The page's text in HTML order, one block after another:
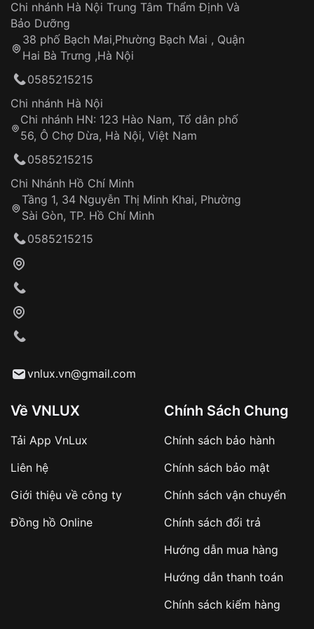
Áp dụng cho tất cả tỉnh thành trên toàn quốc
Thời gian tính từ khi xác nhận đơn hàng thành
công
Hotline: 0585 215 215
Từ khóa SEO:
Khách hàng kiểm tra và thanh toán trực tiếp
Từ khóa SEO:
sản phẩm đặc biệt
hàng
Số tiền còn lại thanh toán khi nhận hàng hoặc
✔️ Đảm bảo xử lý đơn hàng nhanh chóng
✔️ Hạn chế tình trạng hủy đơn không mong
Dây đeo
Sản phẩm đã bị:
Tự ý sửa chữa
thống VNLUX
Đảm bảo quyền lợi khách hàng
Đồng hành cùng khách hàng trong suốt quá
trình sử dụng
Chi nhánh Hà Nội Trung Tâm Thẩm Định Và
Bảo Dưỡng
38 phố Bạch Mai,Phường Bạch Mai , Quận
Hai Bà Trưng ,Hà Nội
0585215215
Chi nhánh Hà Nội
Chi nhánh HN: 123 Hào Nam, Tổ dân phố
56, Ô Chợ Dừa, Hà Nội, Việt Nam
0585215215
Chi Nhánh Hồ Chí Minh
Tầng 1, 34 Nguyễn Thị Minh Khai, Phường
Sài Gòn, TP. Hồ Chí Minh
0585215215
vnlux.vn@gmail.com
Về VNLUX
Tải App VnLux
Liên hệ
Giới thiệu về công ty
Đồng hồ Online
Chính Sách Chung
Chính sách bảo hành
Chính sách bảo mật
Chính sách vận chuyển
Chính sách đổi trả
Hướng dẫn mua hàng
Hướng dẫn thanh toán
Chính sách kiểm hàng